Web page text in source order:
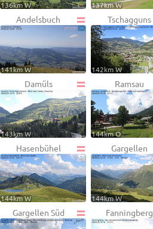
136km W 137km W
Andelsbuch
141km W
Tschagguns
142km W
Damüls
143km W
Ramsau
144km O
Hasenbühel
144km W
Gargellen
144km W
Gargellen Süd Fanningberg